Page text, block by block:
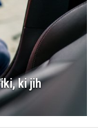
ki jih